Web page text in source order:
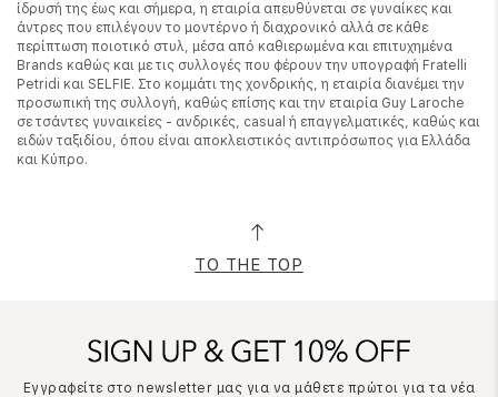
ίδρυσή της έως και σήμερα, η εταιρία απευθύνεται σε γυναίκες και
άντρες που επιλέγουν το μοντέρνο ή διαχρονικό αλλά σε κάθε
περίπτωση ποιοτικό στυλ, μέσα από καθιερωμένα και επιτυχημένα
Brands καθώς και με τις συλλογές που φέρουν την υπογραφή Fratelli
Petridi και SELFIE. Στο κομμάτι της χονδρικής, η εταιρία διανέμει την
προσωπική της συλλογή, καθώς επίσης και την εταιρία Guy Laroche
σε τσάντες γυναικείες - ανδρικές, casual ή επαγγελματικές, καθώς και
ειδών ταξιδίου, όπου είναι αποκλειστικός αντιπρόσωπος για Ελλάδα
και Κύπρο.
TO THE TOP
Εγγραφείτε στο newsletter μας για να μάθετε πρώτοι για τα νέα